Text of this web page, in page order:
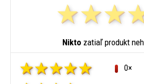
Niktozatiaľ produkt
0×